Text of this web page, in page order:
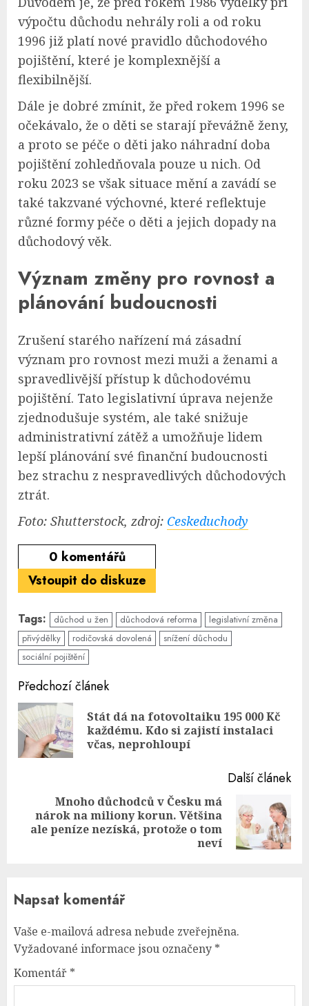
výpočtu důchodu nehrály roli a od roku
1996 již platí nové pravidlo důchodového
pojištění, které je komplexnější a
flexibilnější.
Dále je dobré zmínit, že před rokem 1996 se
očekávalo, že o děti se starají převážně ženy,
a proto se péče o děti jako náhradní doba
pojištění zohledňovala pouze u nich. Od
roku 2023 se však situace mění a zavádí se
také takzvané výchovné, které reflektuje
různé formy péče o děti a jejich dopady na
důchodový věk.
Význam změny pro rovnost a
plánování budoucnosti
Zrušení starého nařízení má zásadní
význam pro rovnost mezi muži a ženami a
spravedlivější přístup k důchodovému
pojištění. Tato legislativní úprava nejenže
zjednodušuje systém, ale také snižuje
administrativní zátěž a umožňuje lidem
lepší plánování své finanční budoucnosti
bez strachu z nespravedlivých důchodových
ztrát.
Foto: Shutterstock, zdroj: Ceskeduchody
0 komentářů
Vstoupit do diskuze
Tags: důchod u žen důchodová reforma
legislativní změna
přivýdělky
rodičovská dovolená
snížení důchodu
sociální pojištění
Continue
Reading
Předchozí článek
Stát dá na fotovoltaiku 195 000 Kč
každému. Kdo si zajistí instalaci
včas, neprohloupí
Další článek
Next
post:
Mnoho důchodců v Česku má
nárok na miliony korun. Většina
ale peníze nezíská, protože o tom
neví
Napsat komentář
Vaše e-mailová adresa nebude zveřejněna.
Vyžadované informace jsou označeny *
Komentář *